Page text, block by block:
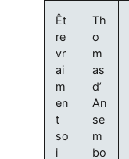
Êt
re
vr
ai
m
en
t
so
i
Th
o
m
as
d’
An
se
m
bo